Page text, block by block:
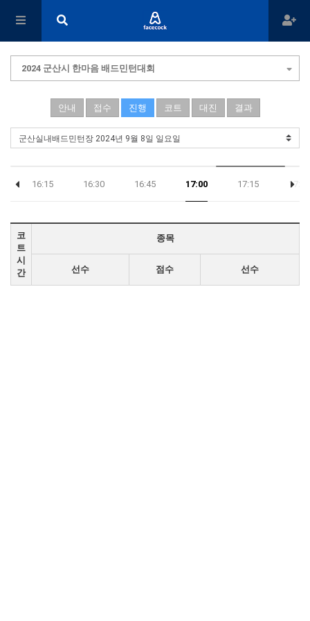
2024 군산시 한마음 배드민턴대회
안내 접수 진행 코트 대진 결과
16:15 16:30 16:45 17:00 17:15 17:30
코
트
시
간
종목
선수 점수 선수